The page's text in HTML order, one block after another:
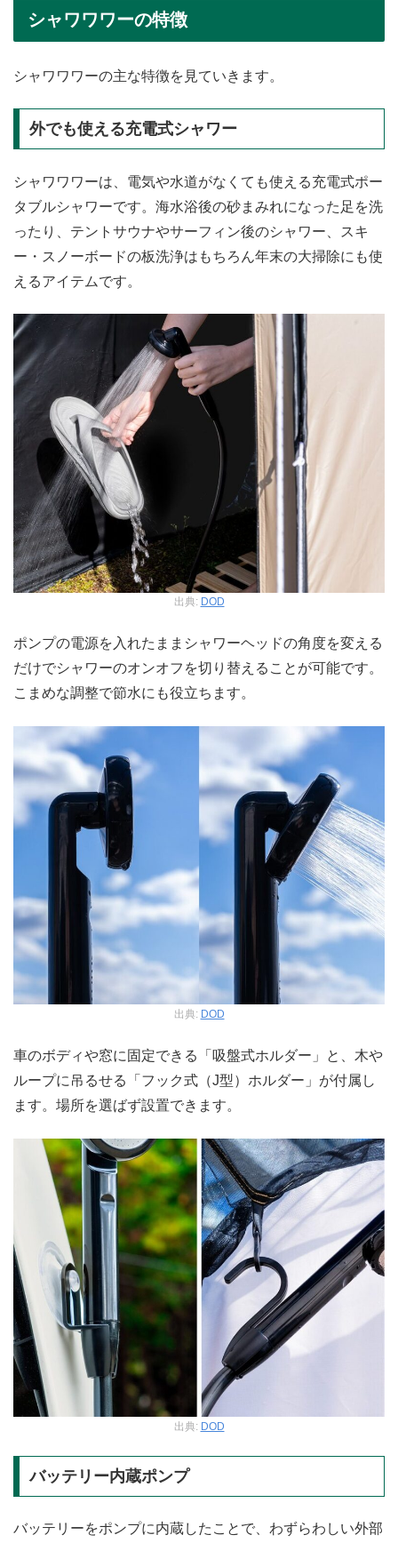
シャワワワーの特徴
シャワワワーの主な特徴を見ていきます。
外でも使える充電式シャワー
シャワワワーは、電気や水道がなくても使える充電式ポー
タブルシャワーです。海水浴後の砂まみれになった足を洗
ったり、テントサウナやサーフィン後のシャワー、スキ
ー・スノーボードの板洗浄はもちろん年末の大掃除にも使
えるアイテムです。
出典: DOD
ポンプの電源を入れたままシャワーヘッドの角度を変える
だけでシャワーのオンオフを切り替えることが可能です。
こまめな調整で節水にも役立ちます。
出典: DOD
車のボディや窓に固定できる「吸盤式ホルダー」と、木や
ループに吊るせる「フック式（J型）ホルダー」が付属し
ます。場所を選ばず設置できます。
出典: DOD
バッテリー内蔵ポンプ
バッテリーをポンプに内蔵したことで、わずらわしい外部